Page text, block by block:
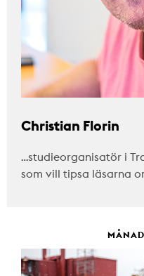
Christian Florin
…studieorganisatör i
som vill tipsa läsarna